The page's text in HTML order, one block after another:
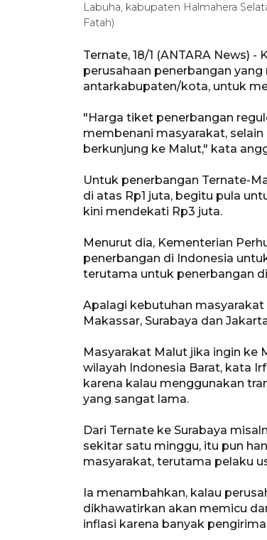
Labuha, kabupaten Halmahera
Fatah)
Ternate, 18/1 (ANTARA News)
perusahaan penerbangan
antarkabupaten/kota, untuk
"Harga tiket penerbangan
membenani masyarakat,
berkunjung ke Malut," kata
Untuk penerbangan Ternate-
di atas Rp1 juta, begitu pula
kini mendekati Rp3 juta.
Menurut dia, Kementerian
penerbangan di Indonesia
terutama untuk penerbangan
Apalagi kebutuhan
Makassar, Surabaya dan
Masyarakat Malut jika ingin ke
wilayah Indonesia Barat, kata
karena kalau menggunakan
yang sangat lama.
Dari Ternate ke Surabaya
sekitar satu minggu, itu pun
masyarakat, terutama pelaku
Ia menambahkan, kalau
dikhawatirkan akan memicu
inflasi karena banyak